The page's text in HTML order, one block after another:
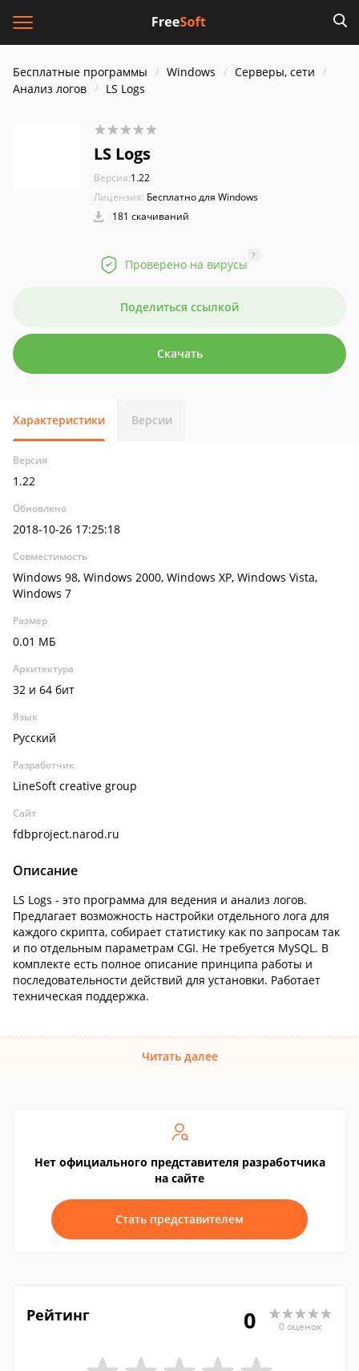
Бесплатные программы Windows
Серверы, сети
Анализ логов
LS Logs
LS Logs
Версия:1.22
Лицензия: Бесплатно для Windows
181 скачиваний
Проверено на вирусы
?
Поделиться ссылкой
Скачать
Характеристики Версии
Версия
1.22
Обновлено
2018-10-26 17:25:18
Совместимость
Windows 98, Windows 2000, Windows XP, Windows Vista,
Windows 7
Размер
0.01 МБ
Архитектура
32 и 64 бит
Язык
Русский
Разработчик
LineSoft creative group
Сайт
fdbproject.narod.ru
Описание
LS Logs - это программа для ведения и анализ логов.
Предлагает возможность настройки отдельного лога для
каждого скрипта, собирает статистику как по запросам так
и по отдельным параметрам CGI. Не требуется MySQL. В
комплекте есть полное описание принципа работы и
последовательности действий для установки. Работает
техническая поддержка.
Читать далее
Нет официального представителя разработчика
на сайте
Стать представителем
Рейтинг 0 0 оценок